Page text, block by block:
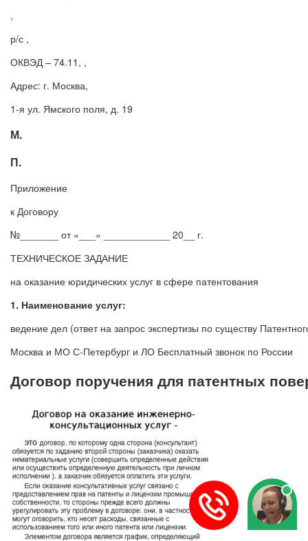
,
р/с ,
ОКВЭД – 74.11, ,
Адрес: г. Москва,
1-я ул. Ямского поля, д. 19
М.
П.
Приложение
к Договору
№_______ от «___» ____________ 20__ г.
ТЕХНИЧЕСКОЕ ЗАДАНИЕ
на оказание юридических услуг в сфере патентования
1. Наименование услуг:
ведение дел (ответ на запрос экспертизы по существу
Москва и МО С-Петербург и ЛО Бесплатный звонок по России
Договор поручения для патентных